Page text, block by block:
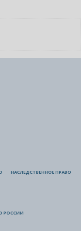
НАСЛЕДСТВЕННОЕ ПРАВО
РОССИИ